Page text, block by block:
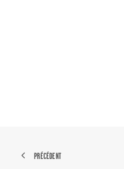
PRÉCÉDENT